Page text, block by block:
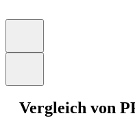
Vergleich von